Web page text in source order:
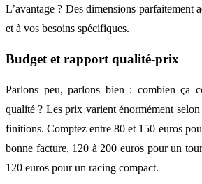
L’avantage ? Des dimensions parfaitement
et à vos besoins spécifiques.
Budget et rapport qualité-prix
Parlons peu, parlons bien : combien ça
qualité ? Les prix varient énormément
finitions. Comptez entre 80 et 150 euros
bonne facture, 120 à 200 euros pour un
120 euros pour un racing compact.